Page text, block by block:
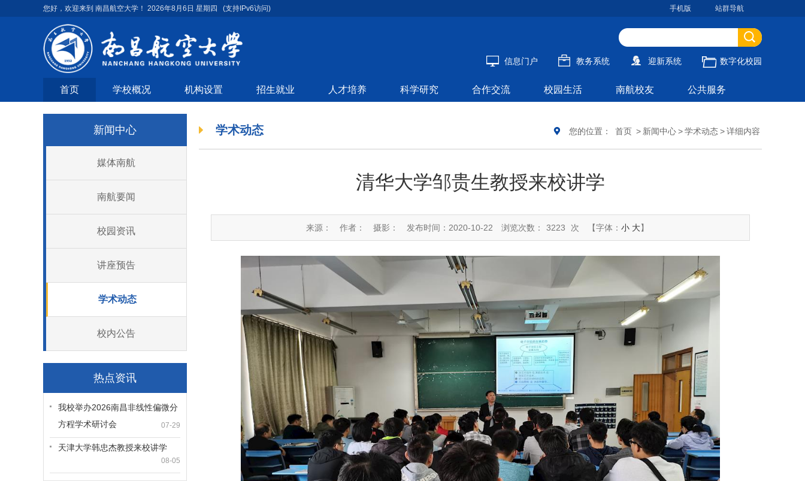
您好，欢迎来到 南昌航空大学！ 2026年8月6日 星期四 (支持IPv6访问) 手机版 站群导航
信息门户 教务系统 迎新系统 数字化校园
首页 学校概况 机构设置 招生就业 人才培养 科学研究 合作交流 校园生活 南航校友 公共服务
新闻中心
媒体南航
南航要闻
校园资讯
讲座预告
学术动态
校内公告
热点资讯
07-29
我校举办2026南昌非线性偏微分
方程学术研讨会
08-05
天津大学韩忠杰教授来校讲学
您的位置： 首页 > 新闻中心>学术动态>详细内容
学术动态
清华大学邹贵生教授来校讲学
来源： 作者： 摄影： 发布时间：2020-10-22 浏览次数： 3223 次 【字体： 小 大】